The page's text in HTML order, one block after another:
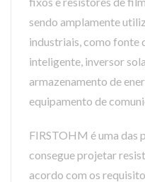
sendo amplamente
industriais, como fonte
inteligente, inversor
armazenamento de
equipamento de
FIRSTOHM é uma das
consegue projetar
acordo com os